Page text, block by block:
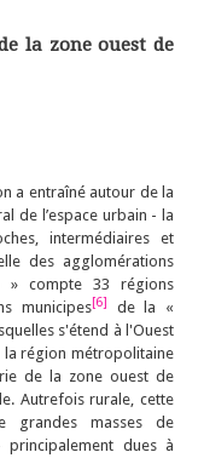
la zone ouest de
a entraîné autour de la
de l’espace urbain - la
intermédiaires et
des agglomérations
» compte 33 régions
municipes[6]
de la «
s'étend à l'Ouest
la région métropolitaine
de la zone ouest de
Autrefois rurale, cette
grandes masses de
dues à